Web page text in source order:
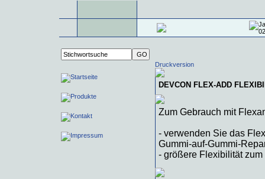
Druckversion
DEVCON FLEX-ADD
Zum Gebrauch mit
- verwenden Sie das
Gummi-auf-Gummi-
- größere Flexibilität